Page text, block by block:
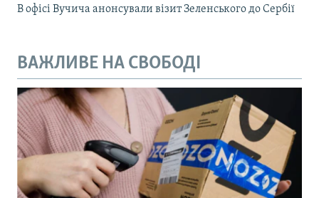
В офісі Вучича анонсували візит Зеленського до Сербії
ВАЖЛИВЕ НА СВОБОДІ